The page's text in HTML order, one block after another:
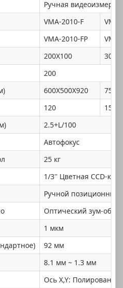
Ручная
VMA-2010-F
VMA-2010-FP
200X100
200
600X500X920
120
150
2.5+L/100
Автофокус
25 кг
1/3'' Цветная CCD-
Ручной позиционный
Оптический зум-
1 мкм
92 мм
8.1 мм ~ 1.3 мм
Ось X,Y: